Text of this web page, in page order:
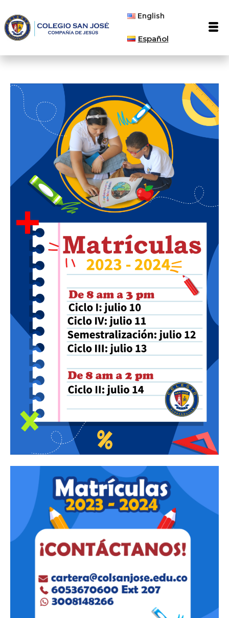
contenido
English
Español